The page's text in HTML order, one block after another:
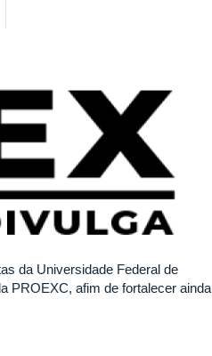
da Universidade Federal de
PROEXC, afim de fortalecer ainda